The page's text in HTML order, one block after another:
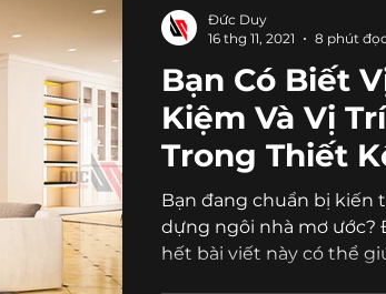
Bạn Có Biết
Kiệm Và Vị
Trong Thiết
Bạn đang chuẩn bị kiến
dựng ngôi nhà mơ ước?
hết bài viết này có thể
Đức Duy
16 thg 11, 2021
8 phút đọc